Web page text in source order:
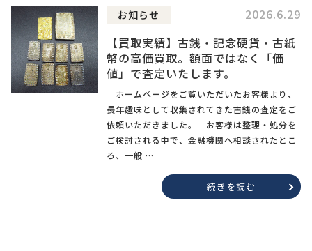
お知らせ
2026.6.29
【買取実績】古銭・記念硬貨・古紙
幣の高価買取。額面ではなく「価
値」で査定いたします。
ホームページをご覧いただいたお客様より、
長年趣味として収集されてきた古銭の査定をご
依頼いただきました。 お客様は整理・処分を
ご検討される中で、金融機関へ相談されたとこ
ろ、一般 …
続きを読む